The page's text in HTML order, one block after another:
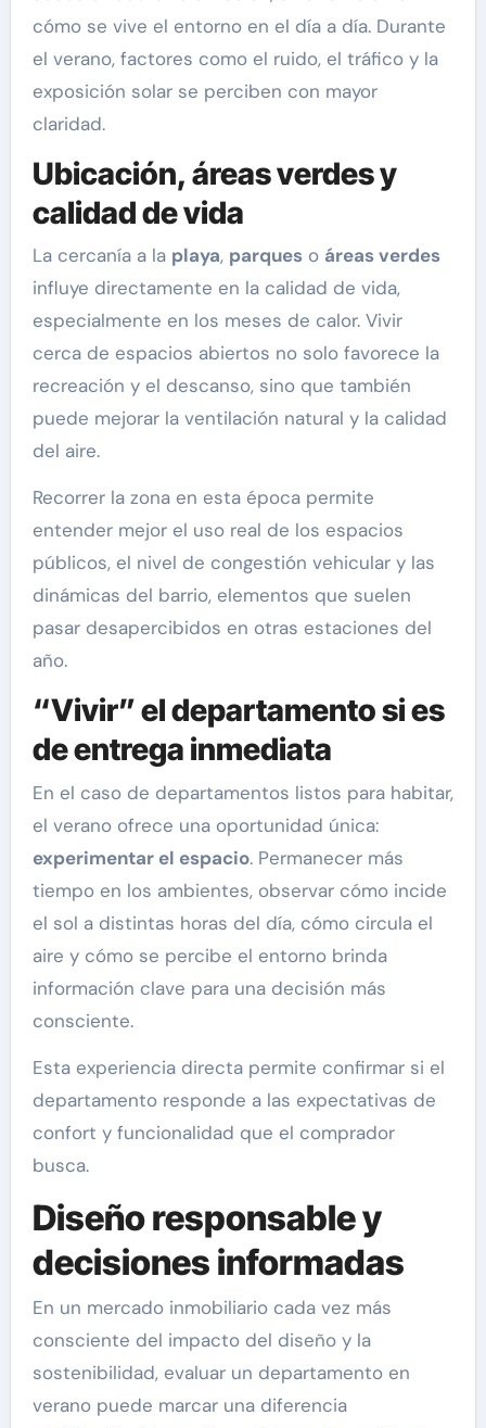
cómo se vive el entorno en el día a día. Durante
el verano, factores como el ruido, el tráfico y la
exposición solar se perciben con mayor
claridad.
Ubicación, áreas verdes y
calidad de vida
La cercanía a la playa, parqueso áreas verdes
influye directamente en la calidad de vida,
especialmente en los meses de calor. Vivir
cerca de espacios abiertos no solo favorece la
recreación y el descanso, sino que también
puede mejorar la ventilación natural y la calidad
del aire.
Recorrer la zona en esta época permite
entender mejor el uso real de los espacios
públicos, el nivel de congestión vehicular y las
dinámicas del barrio, elementos que suelen
pasar desapercibidos en otras estaciones del
año.
“Vivir” el departamento si es
de entrega inmediata
En el caso de departamentos listos para habitar,
el verano ofrece una oportunidad única:
experimentar el espacio. Permanecer más
tiempo en los ambientes, observar cómo incide
el sol a distintas horas del día, cómo circula el
aire y cómo se percibe el entorno brinda
información clave para una decisión más
consciente.
Esta experiencia directa permite confirmar si el
departamento responde a las expectativas de
confort y funcionalidad que el comprador
busca.
Diseño responsable y
decisiones informadas
En un mercado inmobiliario cada vez más
consciente del impacto del diseño y la
sostenibilidad, evaluar un departamento en
verano puede marcar una diferencia